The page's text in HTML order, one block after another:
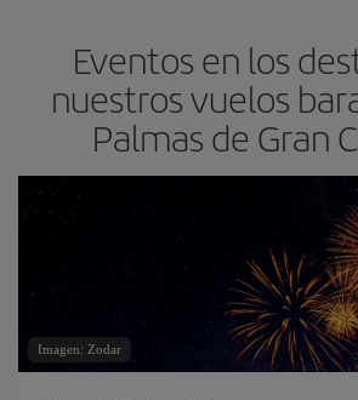
Eventos en los
nuestros vuelos
Palmas de Gran
Imagen: Zodar